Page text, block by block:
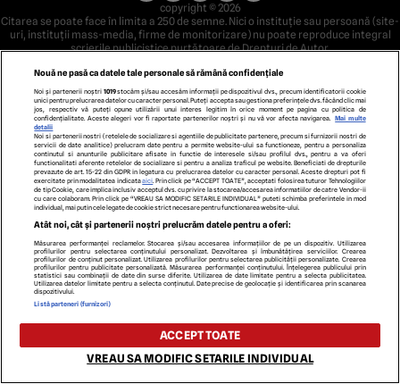
copyright © 2026
Citarea se poate face în limita a 250 de semne. Nici o instituţie sau persoană (site-
uri, instituţii mass-media, firme de monitorizare) nu poate reproduce integral
scrierile publicistice purtătoare de Drepturi de Autor.
Nouă ne pasă ca datele tale personale să rămână confidențiale
Noi și partenerii noștri 1019stocăm și/sau accesăm informații pe dispozitivul dvs., precum identificatorii cookie
unici pentru prelucrarea datelor cu caracter personal. Puteți accepta sau gestiona preferințele dvs. făcând clic mai
jos, respectiv vă puteți opune utilizării unui interes legitim în orice moment pe pagina cu politica de
confidențialitate. Aceste alegeri vor fi raportate partenerilor noștri și nu vă vor afecta navigarea.
Mai multe
detalii
Noi si partenerii nostri (retelele de socializare si agentiile de publicitate partenere, precum si furnizorii nostri de
servicii de date analitice) prelucram date pentru a permite website-ului sa functioneze, pentru a personaliza
continutul si anunturile publicitare afisate in functie de interesele si/sau profilul dvs., pentru a va oferi
functionalitati aferente retelelor de socializare si pentru a analiza traficul pe website. Beneficiati de drepturile
prevazute de art. 15-22 din GDPR in legatura cu prelucrarea datelor cu caracter personal. Aceste drepturi pot fi
exercitate prin modalitatea indicataaici . Prin click pe “ACCEPT TOATE”, acceptati folosirea tuturor Tehnologiilor
de tip Cookie, care implica inclusiv acceptul dvs. cu privire la stocarea/accesarea informatiilor de catre Vendor-ii
cu care colaboram. Prin click pe “VREAU SA MODIFIC SETARILE INDIVIDUAL” puteti schimba preferintele in mod
individual, mai putin cele legate de cookie strict necesare pentru functionarea website-ului.
Atât noi, cât și partenerii noștri prelucrăm datele pentru a oferi:
Măsurarea performanței reclamelor. Stocarea și/sau accesarea informațiilor de pe un dispozitiv. Utilizarea
profilurilor pentru selectarea conținutului personalizat. Dezvoltarea și îmbunătățirea serviciilor. Crearea
profilurilor de conținut personalizat. Utilizarea profilurilor pentru selectarea publicității personalizate. Crearea
profilurilor pentru publicitate personalizată. Măsurarea performanței conținutului. Înțelegerea publicului prin
statistici sau combinații de date din surse diferite. Utilizarea de date limitate pentru a selecta publicitatea.
Utilizarea datelor limitate pentru a selecta conținutul. Date precise de geolocație și identificarea prin scanarea
dispozitivului.
Listă parteneri (furnizori)
ACCEPT TOATE
VREAU SA MODIFIC SETARILE INDIVIDUAL